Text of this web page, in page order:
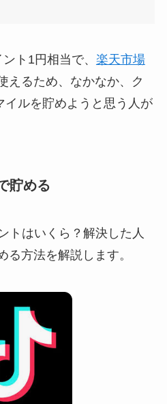
ト1円相当で、 楽天市場
えるため、なかなか、ク
イルを貯めようと思う人が
貯める
トはいくら？解決した人
る方法を解説します。